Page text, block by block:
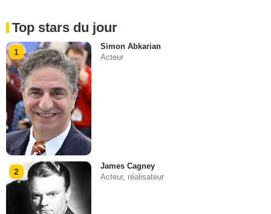
Top stars du jour
1
Simon Abkarian
Acteur
2
James Cagney
Acteur, réalisateur